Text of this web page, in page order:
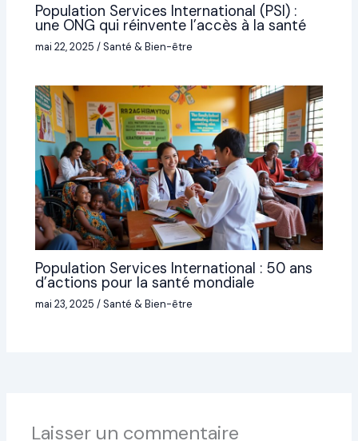
Population Services International (PSI) :
une ONG qui réinvente l’accès à la santé
mai 22, 2025/Santé & Bien-être
Population Services International : 50 ans
d’actions pour la santé mondiale
mai 23, 2025/Santé & Bien-être
Laisser un commentaire